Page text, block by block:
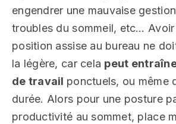
engendrer une mauvaise
troubles du sommeil, etc… Avoir
position assise au bureau ne
la légère, car cela peut
de travail ponctuels, ou même
durée. Alors pour une posture
productivité au sommet, place